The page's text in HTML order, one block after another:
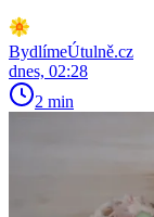
BydlímeÚtulně.cz
dnes, 02:28
2 min